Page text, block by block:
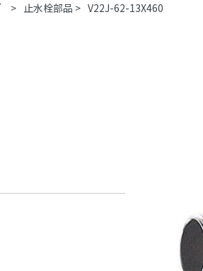
> 止水栓部品 > V22J-62-13X460